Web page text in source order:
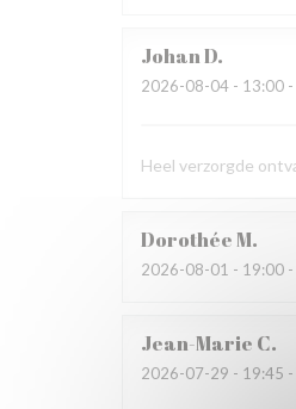
JohanD
2026-08-04 - 13:00 -
Heel verzorgde
DorothéeM
2026-08-01 - 19:00 -
Jean-Marie C
2026-07-29 - 19:45 -